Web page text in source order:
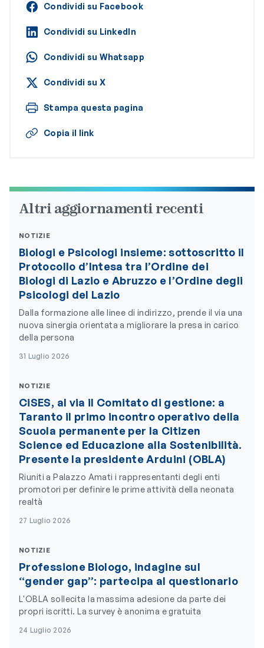
Condividi su Facebook
Condividi su LinkedIn
Condividi su Whatsapp
Condividi su X
Stampa questa pagina
Copia il link
Altri aggiornamenti recenti
NOTIZIE
Biologi e Psicologi insieme: sottoscritto il
Protocollo d’Intesa tra l’Ordine dei
Biologi di Lazio e Abruzzo e l’Ordine degli
Psicologi del Lazio
Dalla formazione alle linee di indirizzo, prende il via una
nuova sinergia orientata a migliorare la presa in carico
della persona
31 Luglio 2026
NOTIZIE
CiSES, al via il Comitato di gestione: a
Taranto il primo incontro operativo della
Scuola permanente per la Citizen
Science ed Educazione alla Sostenibilità.
Presente la presidente Arduini (OBLA)
Riuniti a Palazzo Amati i rappresentanti degli enti
promotori per definire le prime attività della neonata
realtà
27 Luglio 2026
NOTIZIE
Professione Biologo, indagine sul
“gender gap”: partecipa al questionario
L'OBLA sollecita la massima adesione da parte dei
propri iscritti. La survey è anonima e gratuita
24 Luglio 2026